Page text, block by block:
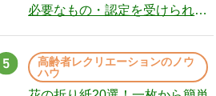
必要なもの・認定を受けられな
高齢者レクリエーションのノウ
ハウ